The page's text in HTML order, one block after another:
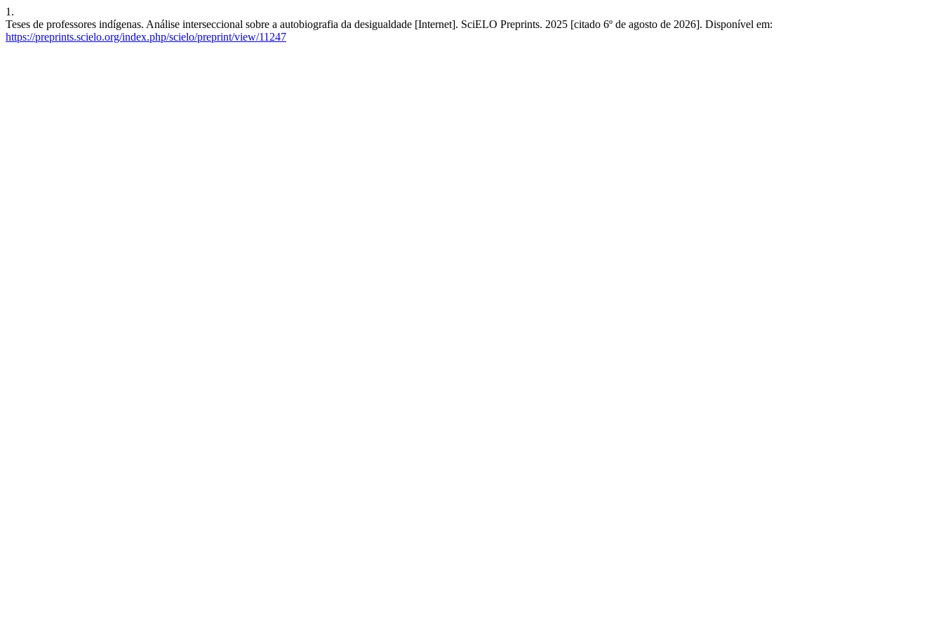
1.
Teses de professores indígenas. Análise interseccional sobre a autobiografia da desigualdade [Internet]. SciELO Preprints. 2025 [citado 6º de agosto de 2026]. Disponível em:
https://preprints.scielo.org/index.php/scielo/preprint/view/11247